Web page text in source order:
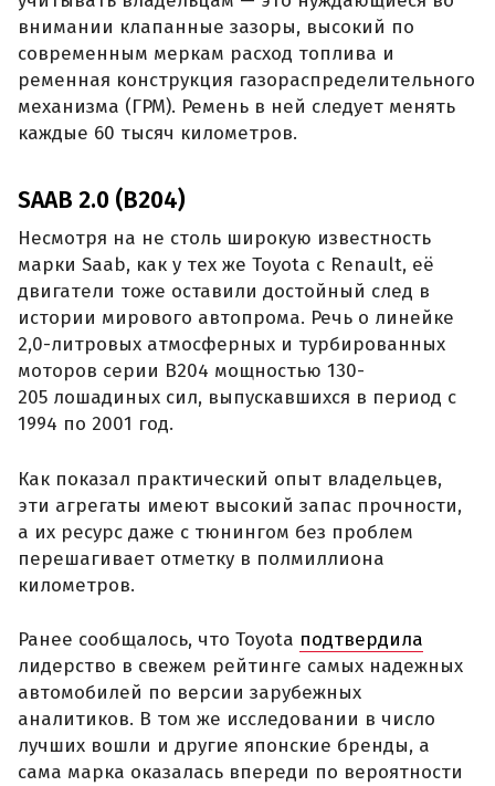
внимании клапанные зазоры, высокий по
современным меркам расход топлива и
ременная конструкция газораспределительного
механизма (ГРМ). Ремень в ней следует менять
каждые 60 тысяч километров.
SAAB 2.0 (B204)
Несмотря на не столь широкую известность
марки Saab, как у тех же Toyota с Renault, её
двигатели тоже оставили достойный след в
истории мирового автопрома. Речь о линейке
2,0-литровых атмосферных и турбированных
моторов серии B204 мощностью 130-
205 лошадиных сил, выпускавшихся в период с
1994 по 2001 год.
Как показал практический опыт владельцев,
эти агрегаты имеют высокий запас прочности,
а их ресурс даже с тюнингом без проблем
перешагивает отметку в полмиллиона
километров.
Ранее сообщалось, что Toyota подтвердила
лидерство в свежем рейтинге самых надежных
автомобилей по версии зарубежных
аналитиков. В том же исследовании в число
лучших вошли и другие японские бренды, а
сама марка оказалась впереди по вероятности